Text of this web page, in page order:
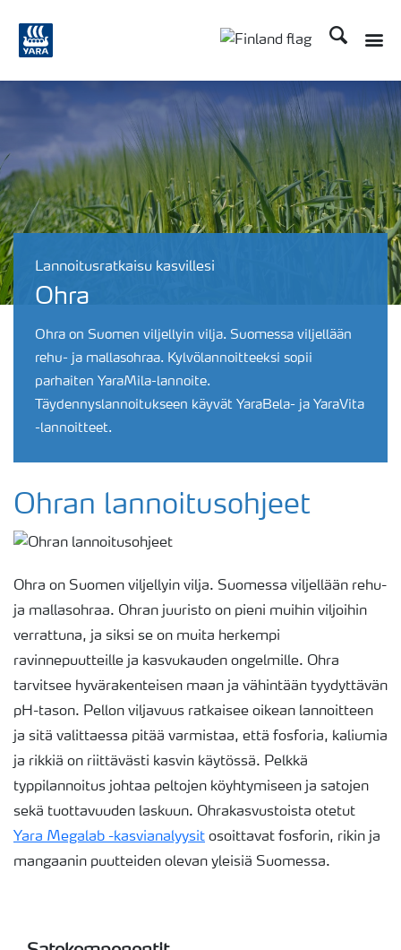
Etsi
Lannoitusratkaisu kasvillesi
Ohra
Ohra on Suomen viljellyin vilja. Suomessa viljellään
rehu- ja mallasohraa. Kylvölannoitteeksi sopii
parhaiten YaraMila-lannoite.
Täydennyslannoitukseen käyvät YaraBela- ja YaraVita
-lannoitteet.
Ohran lannoitusohjeet
Ohra on Suomen viljellyin vilja. Suomessa viljellään rehu-
ja mallasohraa. Ohran juuristo on pieni muihin viljoihin
verrattuna, ja siksi se on muita herkempi
ravinnepuutteille ja kasvukauden ongelmille. Ohra
tarvitsee hyvärakenteisen maan ja vähintään tyydyttävän
pH-tason. Pellon viljavuus ratkaisee oikean lannoitteen
ja sitä valittaessa pitää varmistaa, että fosforia, kaliumia
ja rikkiä on riittävästi kasvin käytössä. Pelkkä
typpilannoitus johtaa peltojen köyhtymiseen ja satojen
sekä tuottavuuden laskuun. Ohrakasvustoista otetut
Yara Megalab -kasvianalyysit osoittavat fosforin, rikin ja
mangaanin puutteiden olevan yleisiä Suomessa.